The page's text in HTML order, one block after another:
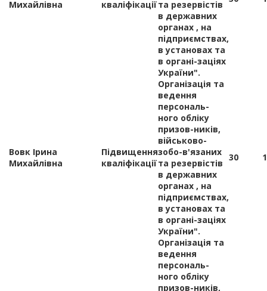
Михайлівна
кваліфікаціїта резервістів
в державних
органах , на
підприємствах,
в установах та
в органі-заціях
України".
Вовк Ірина
Михайлівна
Підвищення
кваліфікації
Організація та
ведення
персональ-
ного обліку
призов-ників,
військово-
зобо-в'язаних
та резервістів
в державних
органах , на
підприємствах,
в установах та
в органі-заціях
України".
30 1
Організація та
ведення
персональ-
ного обліку
призов-ників,